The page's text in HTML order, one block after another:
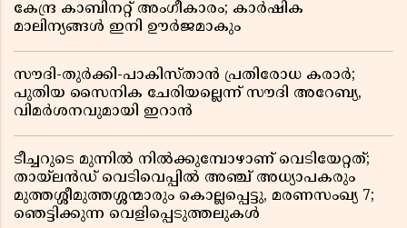
കേന്ദ്ര കാബിനറ്റ് അംഗീകാരം; കാർഷിക
മാലിന്യങ്ങൾ ഇനി ഊർജമാകും
സൗദി-തുർക്കി-പാകിസ്താൻ പ്രതിരോധ കരാർ;
പുതിയ സൈനിക ചേരിയല്ലെന്ന് സൗദി അറേബ്യ,
വിമർശനവുമായി ഇറാൻ
ടീച്ചറുടെ മുന്നിൽ നിൽക്കുമ്പോഴാണ് വെടിയേറ്റത്;
തായ്‌ലൻഡ് വെടിവെപ്പിൽ അഞ്ച് അധ്യാപകരും
മുത്തശ്ശീമുത്തശ്ശന്മാരും കൊല്ലപ്പെട്ടു, മരണസംഖ്യ 7;
ഞെട്ടിക്കുന്ന വെളിപ്പെടുത്തലുകൾ